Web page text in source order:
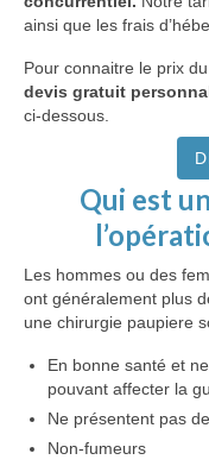
ainsi que les frais
Pour connaitre le prix
devis gratuit
ci-dessous.
Qui est
Les hommes ou des
ont généralement plus
une chirurgie paupiere
En bonne santé et
pouvant affecter la
Ne présentent pas
Non-fumeurs